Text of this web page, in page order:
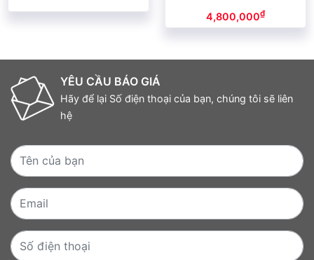
4,800,000₫
YÊU CẦU BÁO GIÁ
Hãy để lại Số điện thoại của bạn, chúng tôi sẽ liên
hệ